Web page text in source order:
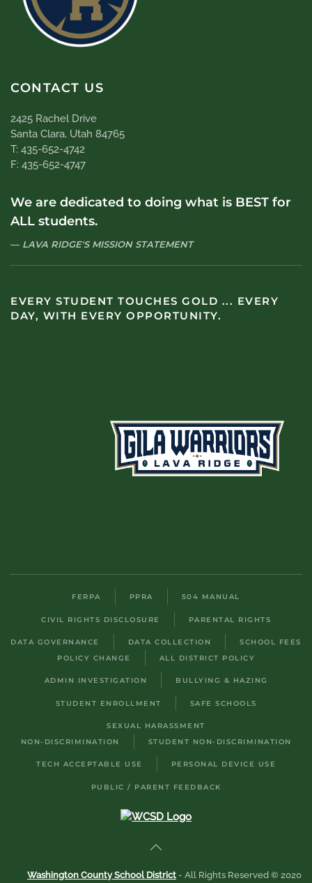
CONTACT US
2425 Rachel Drive
Santa Clara, Utah 84765
T: 435-652-4742
F: 435-652-4747
We are dedicated to doing what is BEST for
ALL students.
LAVA RIDGE'S MISSION STATEMENT
EVERY STUDENT TOUCHES GOLD ... EVERY
DAY, WITH EVERY OPPORTUNITY.
FERPA PPRA 504 MANUAL
CIVIL RIGHTS DISCLOSURE PARENTAL RIGHTS
DATA GOVERNANCE DATA COLLECTION
SCHOOL FEES
POLICY CHANGE
ALL DISTRICT POLICY
ADMIN INVESTIGATION BULLYING & HAZING
STUDENT ENROLLMENT SAFE SCHOOLS
SEXUAL HARASSMENT
NON-DISCRIMINATION
STUDENT NON-DISCRIMINATION
TECH ACCEPTABLE USE PERSONAL DEVICE USE
PUBLIC / PARENT FEEDBACK
Washington County School District - All Rights Reserved © 2020